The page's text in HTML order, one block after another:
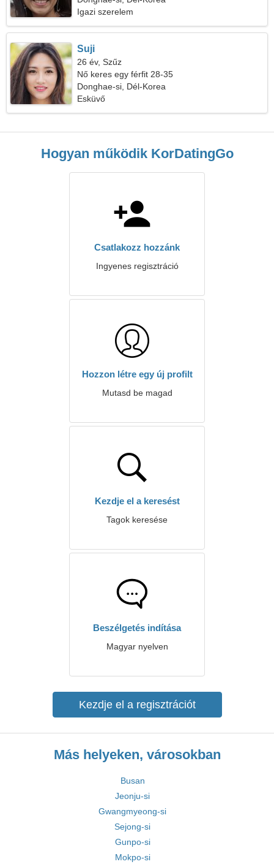
Igazi szerelem
Suji
26 év, Szűz
Nő keres egy férfit 28-35
Donghae-si, Dél-Korea
Esküvő
Hogyan működik KorDatingGo
Csatlakozz hozzánk
Ingyenes regisztráció
Hozzon létre egy új profilt
Mutasd be magad
Kezdje el a keresést
Tagok keresése
Beszélgetés indítása
Magyar nyelven
Kezdje el a regisztrációt
Más helyeken, városokban
Busan
Jeonju-si
Gwangmyeong-si
Sejong-si
Gunpo-si
Mokpo-si